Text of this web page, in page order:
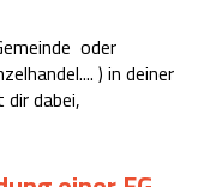
oder
) in deiner
dabei,